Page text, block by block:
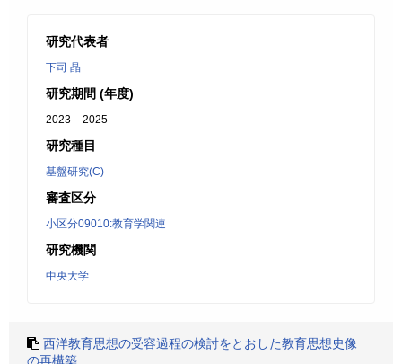
研究代表者
下司 晶
研究期間 (年度)
2023 – 2025
研究種目
基盤研究(C)
審査区分
小区分09010:教育学関連
研究機関
中央大学
西洋教育思想の受容過程の検討をとおした教育思想史像
の再構築